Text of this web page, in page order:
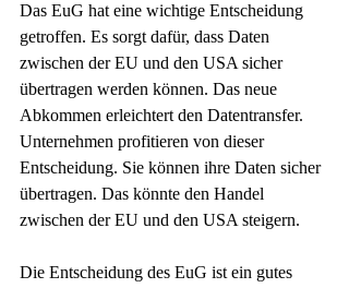
Das EuG hat eine wichtige Entscheidung
getroffen. Es sorgt dafür, dass Daten
zwischen der EU und den USA sicher
übertragen werden können. Das neue
Abkommen erleichtert den Datentransfer.
Unternehmen profitieren von dieser
Entscheidung. Sie können ihre Daten sicher
übertragen. Das könnte den Handel
zwischen der EU und den USA steigern.
Die Entscheidung des EuG ist ein gutes